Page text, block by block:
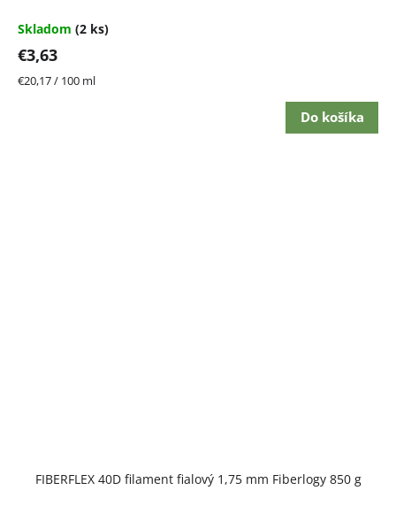
Skladom (2 ks)
€3,63
Jednotková
€20,17 / 100 ml
Do košíka
FIBERFLEX 40D filament fialový 1,75 mm Fiberlogy 850 g